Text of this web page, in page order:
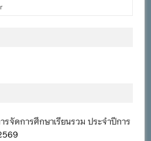
จัดการศึกษาเรียนรวม ประจำปีการ